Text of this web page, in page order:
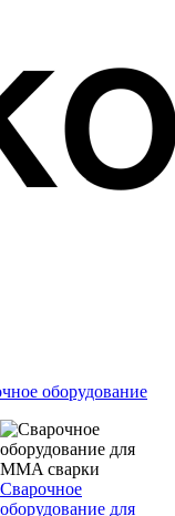
оборудование
Сварочное
оборудование для